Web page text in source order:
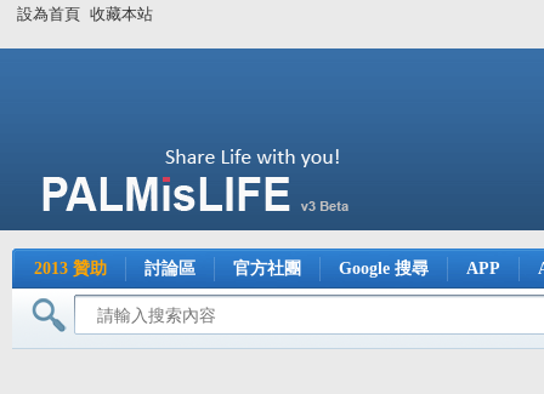
設為首頁 收藏本站
2013 贊助 討論區 官方社團 Google 搜尋 APP